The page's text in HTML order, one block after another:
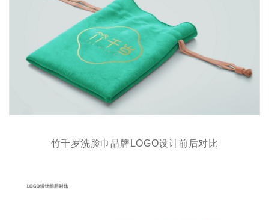
竹千岁洗脸巾品牌LOGO设计前后对比